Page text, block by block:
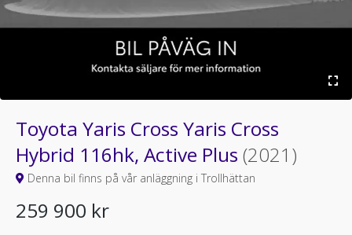
Toyota Yaris Cross Yaris Cross
Hybrid 116hk, Active Plus (2021)
Denna bil finns på vår anläggning i Trollhättan
259 900 kr